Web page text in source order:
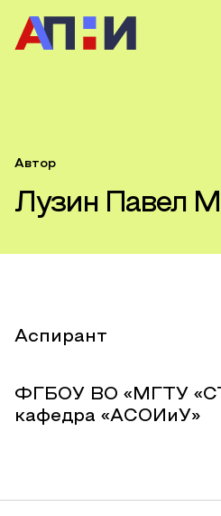
Автор
Лузин Павел
Аспирант
ФГБОУ ВО «МГТУ
кафедра «АСОИиУ»